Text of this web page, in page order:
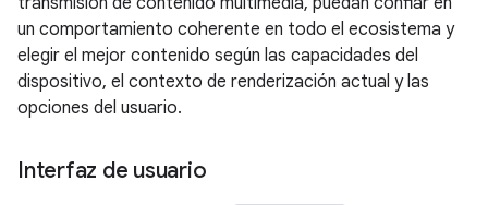
un comportamiento coherente en todo el ecosistema y
elegir el mejor contenido según las capacidades del
dispositivo, el contexto de renderización actual y las
opciones del usuario.
Interfaz de usuario